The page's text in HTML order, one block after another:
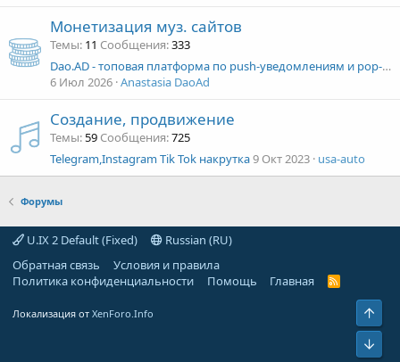
Монетизация муз. сайтов
Темы 11 Сообщения 333
Dao.AD - топовая платформа по push-уведомлениям и pop-трафику
6 Июл 2026 Anastasia DaoAd
Создание, продвижение
Темы 59 Сообщения 725
Telegram,Instagram Tik Tok накрутка9 Окт 2023 usa-auto
Форумы
U.IX 2 Default (Fixed)
Russian (RU)
Обратная связь
Условия и правила
Политика конфиденциальности
Помощь Главная
R
Локализация от XenForo.Info